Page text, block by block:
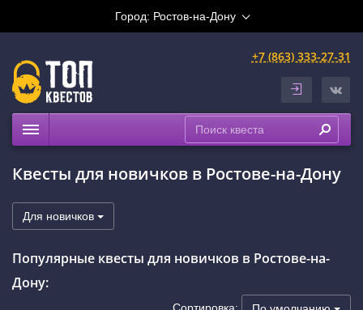
Город: Ростов-на-Дону
+7 (863) 333-27-31
Расписание
Рейтинги
На карте
Сертификаты
Квесты для новичков в Ростове-на-Дону
Для новичков
Популярные квесты для новичков в Ростове-на-
Дону:
Сортировка: